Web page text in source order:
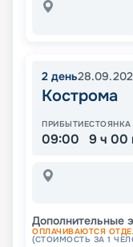
2 день
Кострома
ПРИБЫТИЕ
09:00
СТОЯНКА
9 ч 00
Дополнительные
ОПЛАЧИВАЮТСЯ
(СТОИМОСТЬ ЗА 1